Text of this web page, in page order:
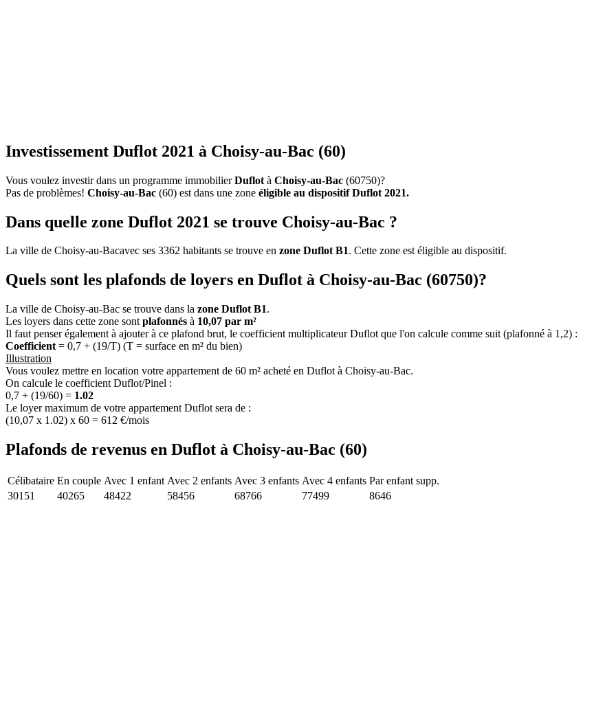
Investissement Duflot 2021 à Choisy-au-Bac (60)
Vous voulez investir dans un programme immobilierDuflot à Choisy-au-Bac (60750)?
Pas de problèmes! Choisy-au-Bac (60) est dans une zone éligible au dispositif Duflot 2021.
Dans quelle zone Duflot 2021 se trouve Choisy-au-Bac ?
La ville de Choisy-au-Bacavec ses 3362 habitants se trouve en zone Duflot B1. Cette zone est éligible au dispositif.
Quels sont les plafonds de loyers en Duflot à Choisy-au-Bac (60750)?
La ville de Choisy-au-Bac se trouve dans la zone Duflot B1.
Les loyers dans cette zone sont plafonnés à 10,07 par m²
Il faut penser également à ajouter à ce plafond brut, le coefficient multiplicateur Duflot que l'on calcule comme suit (plafonné à 1,2) :
Coefficient = 0,7 + (19/T) (T = surface en m² du bien)
Illustration
Vous voulez mettre en location votre appartement de 60 m² acheté en Duflot à Choisy-au-Bac.
On calcule le coefficient Duflot/Pinel :
0,7 + (19/60) = 1.02
Le loyer maximum de votre appartement Duflot sera de :
(10,07 x 1.02) x 60 = 612 €/mois
Plafonds de revenus en Duflot à Choisy-au-Bac (60)
Célibataire En couple Avec 1 enfant Avec 2 enfants Avec 3 enfants Avec 4 enfants Par enfant supp.
30151
40265 48422 58456 68766 77499 8646